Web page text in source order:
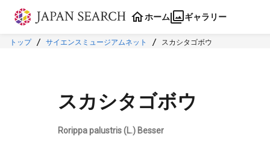
本文に飛ぶ
ホーム ギャラリー
トップ サイエンスミュージアムネット スカシタゴボウ
スカシタゴボウ
Rorippa palustris (L.) Besser